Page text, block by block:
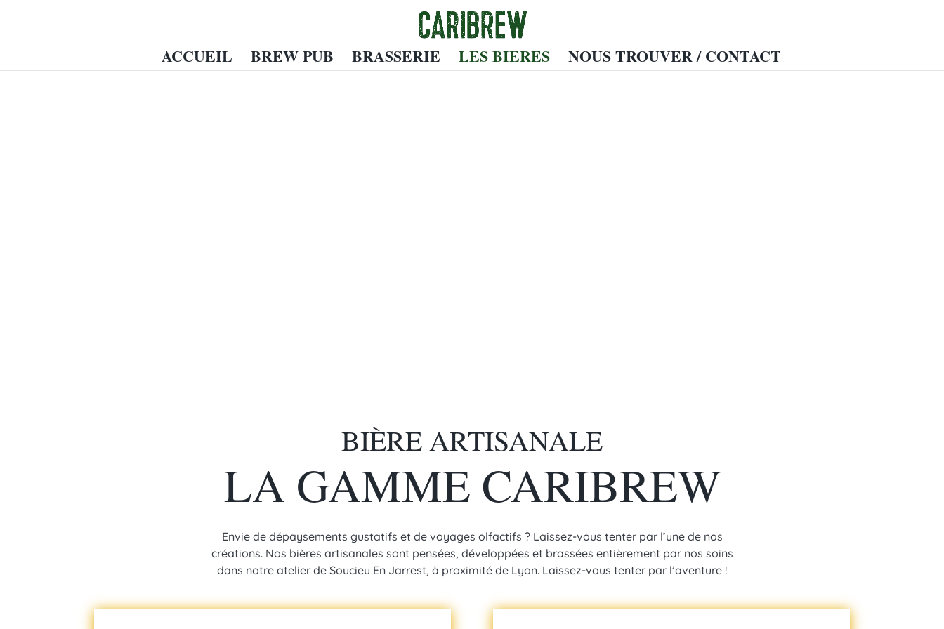
ACCUEIL BREW PUB BRASSERIE LES BIERES NOUS TROUVER / CONTACT
BIÈRE ARTISANALE
LA GAMME CARIBREW
Envie de dépaysements gustatifs et de voyages olfactifs ? Laissez-vous tenter par l’une de nos
créations. Nos bières artisanales sont pensées, développées et brassées entièrement par nos soins
dans notre atelier de Soucieu En Jarrest, à proximité de Lyon. Laissez-vous tenter par l’aventure !